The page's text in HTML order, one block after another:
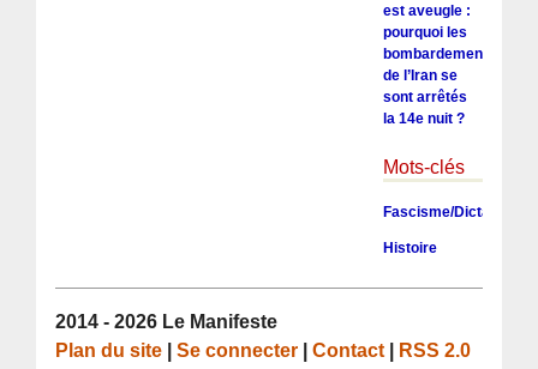
est aveugle :
pourquoi les
bombardements
de l’Iran se
sont arrêtés
la 14e nuit ?
Mots-clés
Fascisme/Dictature/
Histoire
2014 - 2026 Le Manifeste
Plan du site |Se connecter |Contact RSS 2.0